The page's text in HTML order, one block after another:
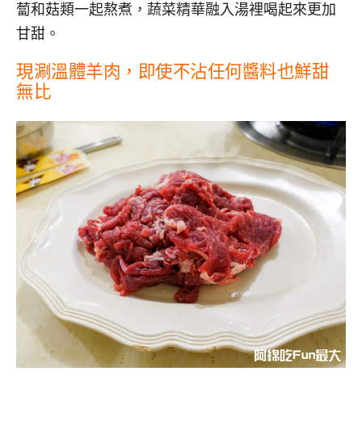
蔔和菇類一起熬煮，蔬菜精華融入湯裡喝起來更加
甘甜。
現涮溫體羊肉，即使不沾任何醬料也鮮甜
無比